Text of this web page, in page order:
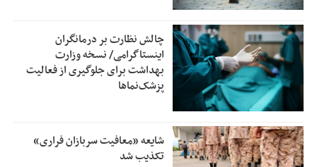
چالش نظارت بر درمانگران
اینستاگرامی/ نسخه وزارت
بهداشت برای جلوگیری از فعالیت
پزشک‌نماها
شایعه «معافیت سربازان فراری»
تکذیب شد